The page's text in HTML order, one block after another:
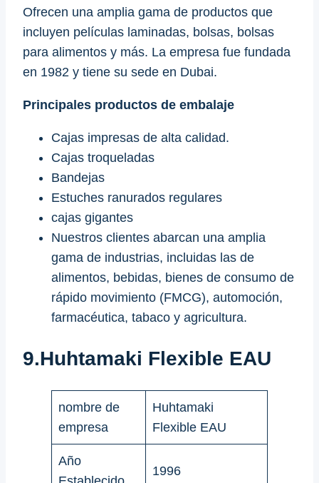
Ofrecen una amplia gama de productos que
incluyen películas laminadas, bolsas, bolsas
para alimentos y más. La empresa fue fundada
en 1982 y tiene su sede en Dubai.
Principales productos de embalaje
Cajas impresas de alta calidad.
Cajas troqueladas
Bandejas
Estuches ranurados regulares
cajas gigantes
Nuestros clientes abarcan una amplia
gama de industrias, incluidas las de
alimentos, bebidas, bienes de consumo de
rápido movimiento (FMCG), automoción,
farmacéutica, tabaco y agricultura.
9.Huhtamaki Flexible EAU
nombre de
empresa
Huhtamaki
Flexible EAU
Año
1996